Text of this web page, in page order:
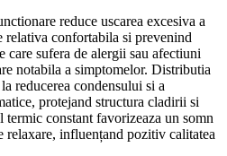
reduce uscarea excesiva a
confortabila si prevenind
care sufera de alergii sau afectiuni
notabila a simptomelor. Distributia
reducerea condensului si a
protejand structura cladirii si
constant favorizeaza un somn
relaxare, influențand pozitiv calitatea